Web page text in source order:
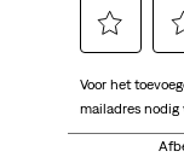
om
het
om
het
Voor het
mailadres